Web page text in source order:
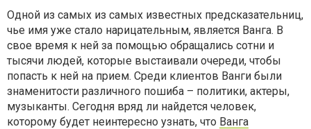
Одной из самых из самых известных предсказательниц,
чье имя уже стало нарицательным, является Ванга. В
свое время к ней за помощью обращались сотни и
тысячи людей, которые выстаивали очереди, чтобы
попасть к ней на прием. Среди клиентов Ванги были
знаменитости различного пошиба – политики, актеры,
музыканты. Сегодня вряд ли найдется человек,
которому будет неинтересно узнать, что Ванга